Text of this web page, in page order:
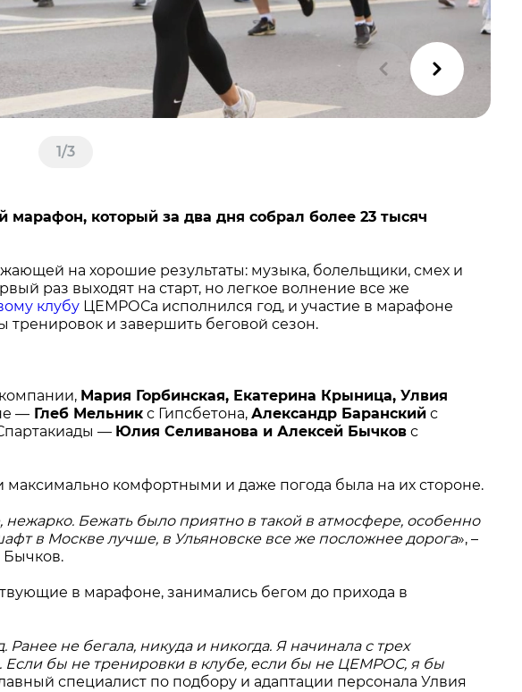
1/3
который за два дня собрал более 23 тысяч
на хорошие результаты: музыка, болельщики, смех и
раз выходят на старт, но легкое волнение все же
клубу ЦЕМРОСа исполнился год, и участие в марафоне
тренировок и завершить беговой сезон.
Мария Горбинская, Екатерина Крыница, Улвия
— Глеб Мельник с Гипсбетона,Александр Баранский с
— Юлия Селиванова и Алексей Бычков с
максимально комфортными и даже погода была на их стороне.
Бежать было приятно в такой в атмосфере, особенно
в Москве лучше, в Ульяновске все же посложнее дорога», –
Бычков.
в марафоне, занимались бегом до прихода в
не бегала, никуда и никогда. Я начинала с трех
Если бы не тренировки в клубе, если бы не ЦЕМРОС, я бы
специалист по подбору и адаптации персонала Улвия